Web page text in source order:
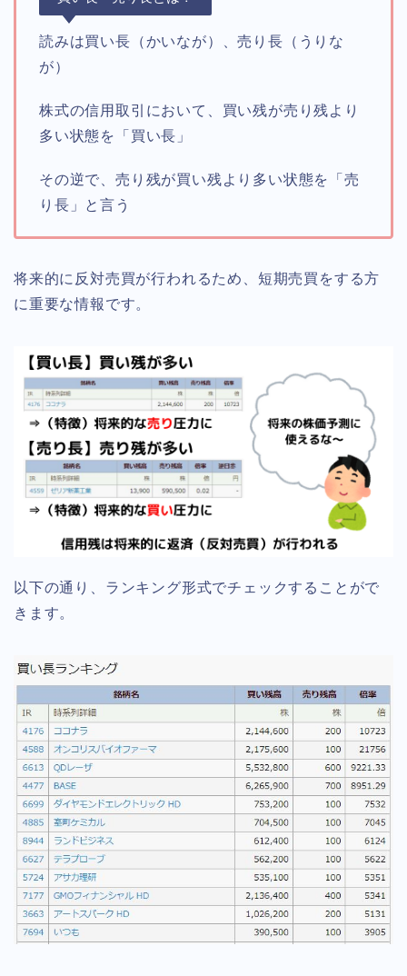
読みは買い長（かいなが）、売り長（うりな
が）
株式の信用取引において、買い残が売り残より
多い状態を「買い長」
その逆で、売り残が買い残より多い状態を「売
り長」と言う
将来的に反対売買が行われるため、短期売買をする方
に重要な情報です。
以下の通り、ランキング形式でチェックすることがで
きます。